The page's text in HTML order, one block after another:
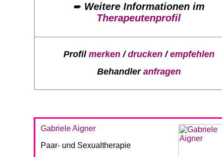
➨ Weitere Informationen im
Therapeutenprofil
Profil merken/drucken/empfehlen
Behandler anfragen
Gabriele Aigner
Paar- und Sexualtherapie